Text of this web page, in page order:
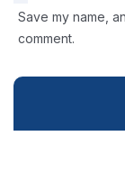
Save my name,
comment.